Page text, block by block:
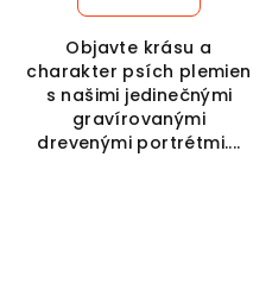
Objavte krásu a
charakter psích plemien
s našimi jedinečnými
gravírovanými
drevenými portrétmi....